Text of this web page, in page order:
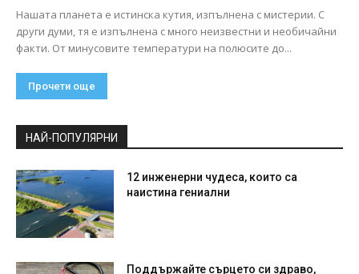
Нашата планета е истинска кутия, изпълнена с мистерии. С
други думи, тя е изпълнена с много неизвестни и необичайни
факти. От минусовите температури на полюсите до...
Прочети още
НАЙ-ПОПУЛЯРНИ
12 инженерни чудеса, които са
наистина гениални
Поддържайте сърцето си здраво,